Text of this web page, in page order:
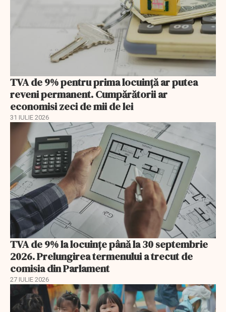
TVA de 9% pentru prima locuință ar putea
reveni permanent. Cumpărătorii ar
economisi zeci de mii de lei
31 IULIE 2026
TVA de 9% la locuințe până la 30 septembrie
2026. Prelungirea termenului a trecut de
comisia din Parlament
27 IULIE 2026